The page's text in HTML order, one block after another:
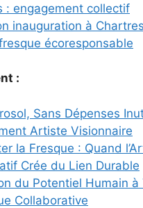
: engagement collectif
inauguration à
écoresponsable
:
Sans Dépenses
Artiste Visionnaire
la Fresque : Quand
Crée du Lien Durable
du Potentiel Humain à
Collaborative